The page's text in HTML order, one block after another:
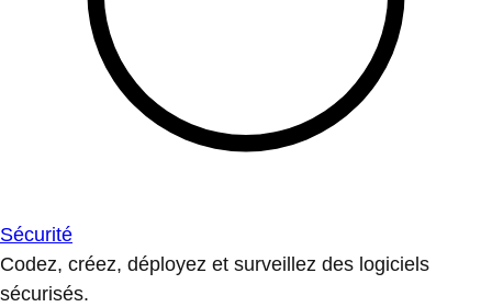
Sécurité
Codez, créez, déployez et surveillez des logiciels
sécurisés.